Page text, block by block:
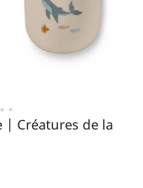
• •
| Créatures de la